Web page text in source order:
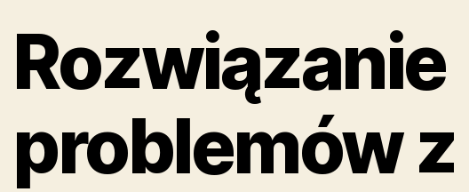
Rozwiązanie
problemów z